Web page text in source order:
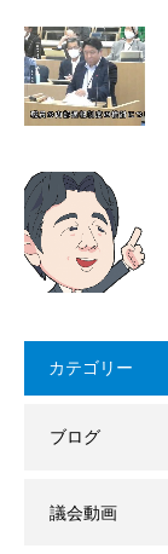
カテゴリー
ブログ
議会動画